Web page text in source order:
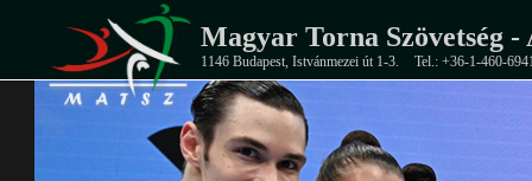
Magyar Torna Szövetség -
1146 Budapest, Istvánmezei út 1-3. Tel.: +36-1-460-